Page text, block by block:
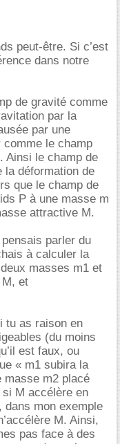
peut-être. Si c’est
dans notre
de gravité comme
par la
par une
comme le champ
Ainsi le champ de
la déformation de
que le champ de
P à une masse m
attractive M.
parler du
à calculer la
masses m1 et
et
tu as raison en
(du moins
est faux, ou
« m1 subira la
masse m2 placé
M accélère en
dans mon exemple
M. Ainsi,
pas face à des